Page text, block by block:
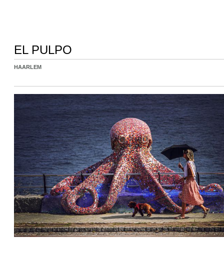
EL PULPO
HAARLEM